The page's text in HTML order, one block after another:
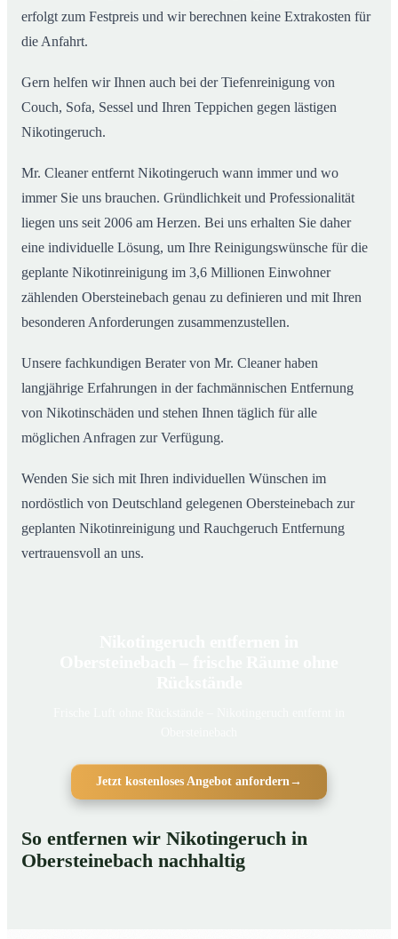
erfolgt zum Festpreis und wir berechnen keine Extrakosten für
die Anfahrt.
Gern helfen wir Ihnen auch bei der Tiefenreinigung von
Couch, Sofa, Sessel und Ihren Teppichen gegen lästigen
Nikotingeruch.
Mr. Cleaner entfernt Nikotingeruch wann immer und wo
immer Sie uns brauchen. Gründlichkeit und Professionalität
liegen uns seit 2006 am Herzen. Bei uns erhalten Sie daher
eine individuelle Lösung, um Ihre Reinigungswünsche für die
geplante Nikotinreinigung im 3,6 Millionen Einwohner
zählenden Obersteinebach genau zu definieren und mit Ihren
besonderen Anforderungen zusammenzustellen.
Unsere fachkundigen Berater von Mr. Cleaner haben
langjährige Erfahrungen in der fachmännischen Entfernung
von Nikotinschäden und stehen Ihnen täglich für alle
möglichen Anfragen zur Verfügung.
Wenden Sie sich mit Ihren individuellen Wünschen im
nordöstlich von Deutschland gelegenen Obersteinebach zur
geplanten Nikotinreinigung und Rauchgeruch Entfernung
vertrauensvoll an uns.
Jetzt kostenloses Angebot anfordern →
So entfernen wir Nikotingeruch in
Obersteinebach nachhaltig